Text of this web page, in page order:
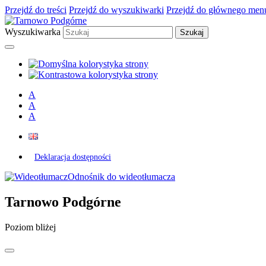
Przejdź do treści Przejdź do wyszukiwarki Przejdź do głównego
Wyszukiwarka
A
A
A
Deklaracja dostępności
Odnośnik do wideotłumacza
Tarnowo Podgórne
Poziom bliżej